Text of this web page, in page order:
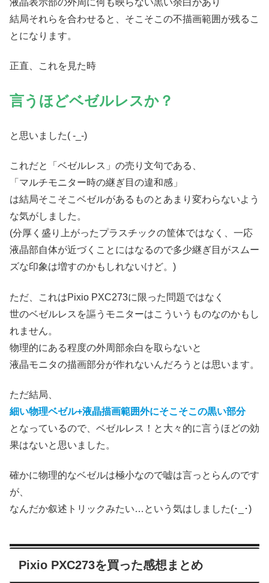
結局それらを合わせると、そこそこの不描画範囲が残るこ
とになります。
正直、これを見た時
言うほどベゼルレスか？
と思いました( -_-)
これだと「ベゼルレス」の売り文句である、
「マルチモニター時の継ぎ目の違和感」
は結局そこそこベゼルがあるものとあまり変わらないよう
な気がしました。
(分厚く盛り上がったプラスチックの筐体ではなく、一応
液晶部自体が近づくことにはなるので多少継ぎ目がスムー
ズな印象は増すのかもしれないけど。)
ただ、これはPixio PXC273に限った問題ではなく
世のベゼルレスを謳うモニターはこういうものなのかもし
れません。
物理的にある程度の外周部余白を取らないと
液晶モニタの描画部分が作れないんだろうとは思います。
ただ結局、
細い物理ベゼル+液晶描画範囲外にそこそこの黒い部分
となっているので、ベゼルレス！と大々的に言うほどの効
果はないと思いました。
確かに物理的なベゼルは極小なので嘘は言っとらんのです
が、
なんだか叙述トリックみたい…という気はしました(･_･)
Pixio PXC273を買った感想まとめ